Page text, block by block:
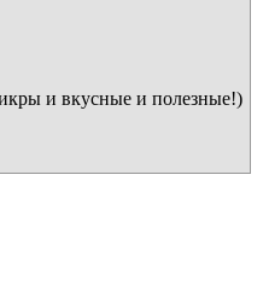
и вкусные и полезные!)